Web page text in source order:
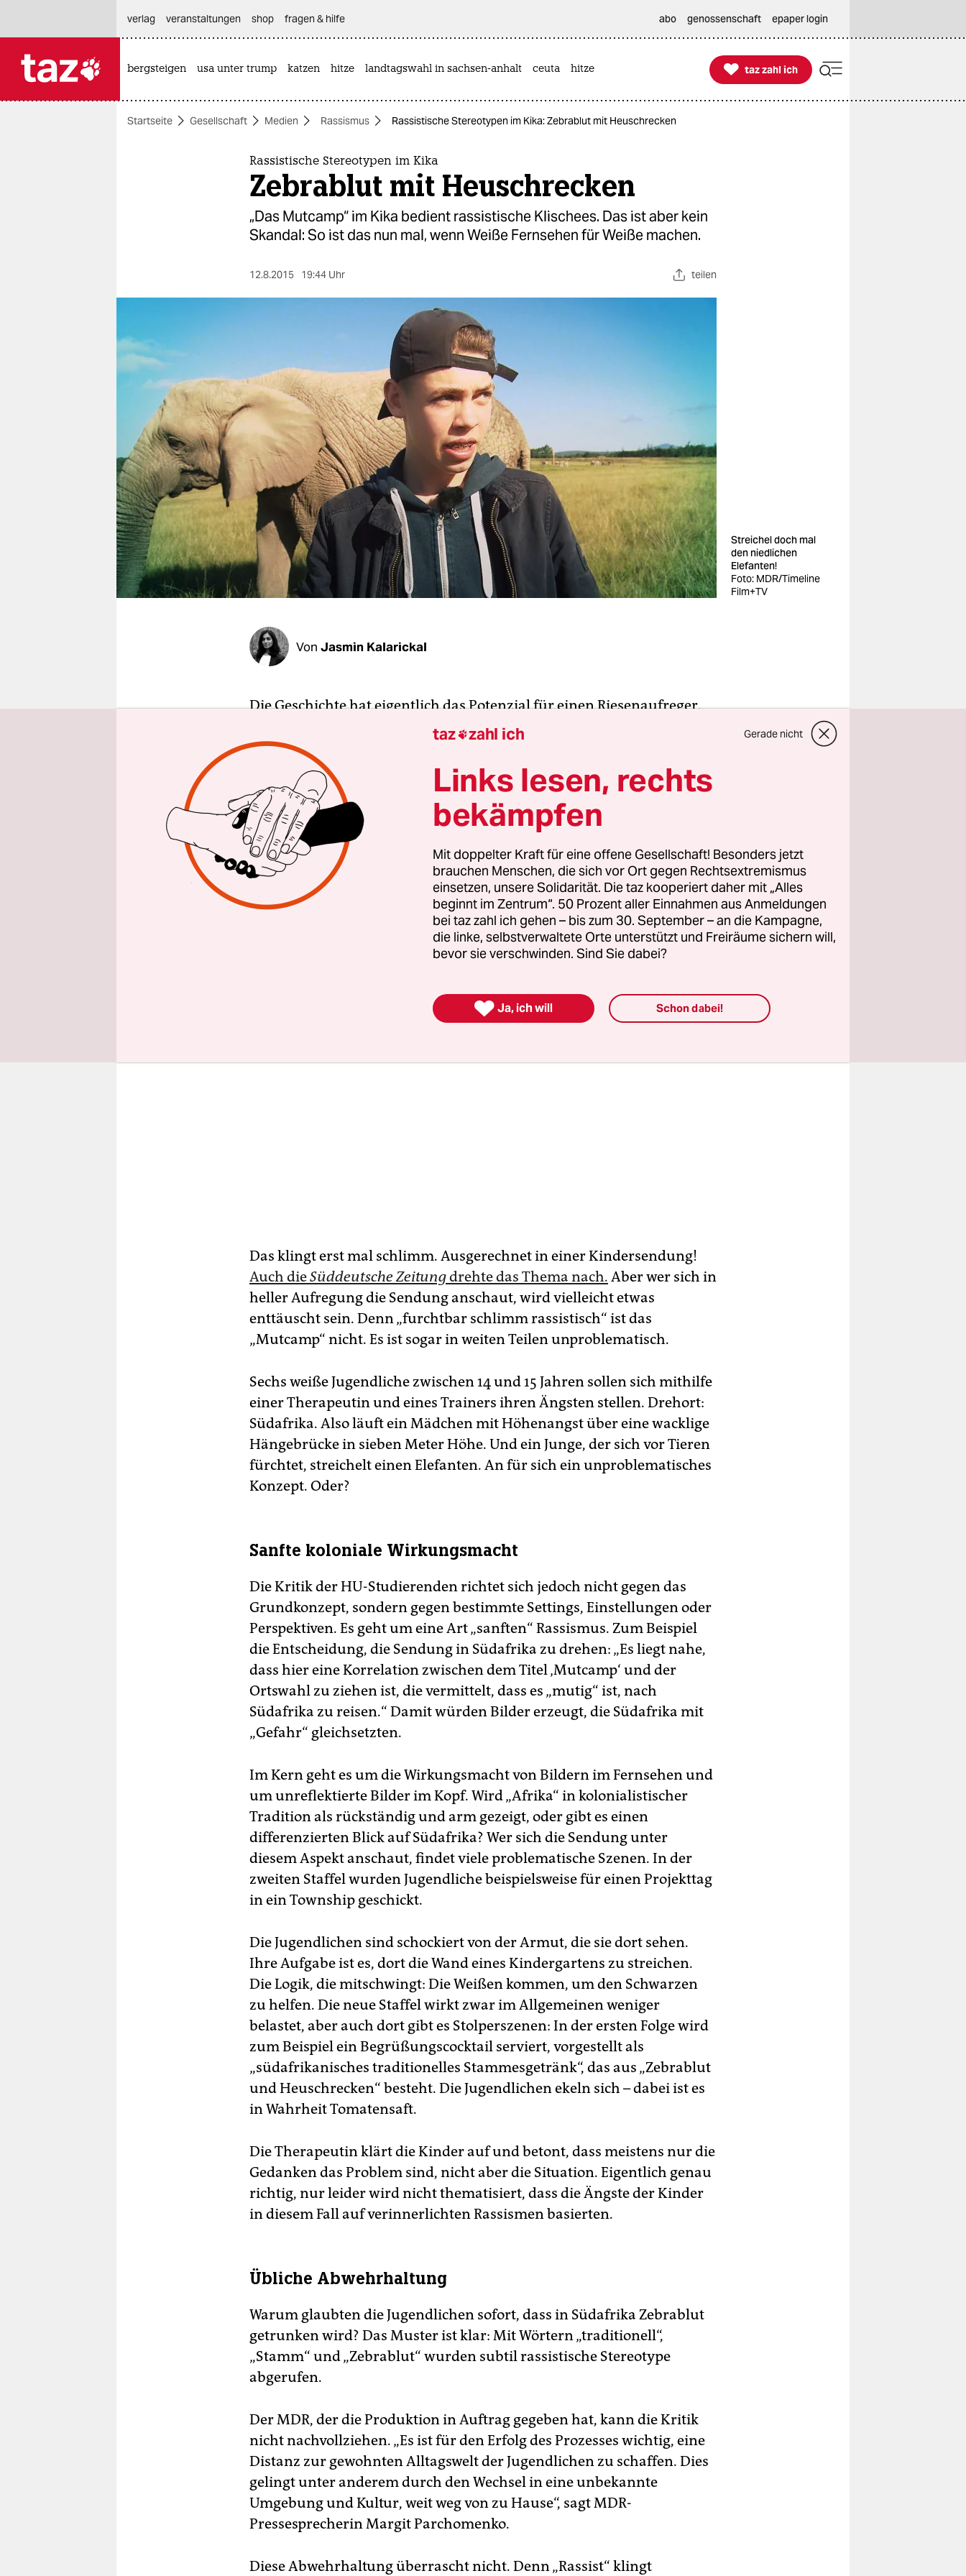
themen
nord
wahrheit
verlag
verlag
veranstaltungen
shop
fragen & hilfe
unterstützen
abo
verlag
veranstaltungen shop fragen & hilfe abo genossenschaft epaper login
bergsteigen usa unter trump katzen hitze landtagswahl in sachsen-anhalt ceuta hitze 
taz zahl ich
taz zahl ich
Startseite Gesellschaft Medien Rassismus Rassistische Stereotypen im Kika: Zebrablut mit Heuschrecken
Rassistische Stereotypen im Kika
Zebrablut mit Heuschrecken
„Das Mutcamp“ im Kika bedient rassistische Klischees. Das ist aber kein
Skandal: So ist das nun mal, wenn Weiße Fernsehen für Weiße machen.
12.8.2015 19:44 Uhr teilen
Streichel doch mal
den niedlichen
Elefanten!
Foto: MDR/Timeline
Film+TV
Von Jasmin Kalarickal
Die Geschichte hat eigentlich das Potenzial für einen Riesenaufreger.
Denn es geht um die Symbiose zweier Themen, die für sich allein
genommen schon immer emotional aufgeladene Diskussionen
garantieren: Rassismus und Kinder. Konkret geht es um die Sendung
„Das Mutcamp 3.0“, die gerade auf Kika, dem Kinderkanal von ARD
und ZDF, läuft.
Kurz bevor die dritte Staffel am 3. August startete, veröffentlichten vier
weiße Studierende der Humboldt Universität Berlin einenArtikel auf
dem Onlineportal für Integration und Migration „Migazin“ mit dem
Titel „Unsere tägliche Dosis Rassismus – im Kinderkanal“. Die Analyse
der zwei vorangegangenen Staffeln des Mutcamps kam zu folgendem
Schluss: Die Sendung wärmt kolonialrassistische Bilder auf.
Das klingt erst mal schlimm. Ausgerechnet in einer Kindersendung!
Auch dieSüddeutsche Zeitungdrehte das Thema nach. Aber wer sich in
heller Aufregung die Sendung anschaut, wird vielleicht etwas
enttäuscht sein. Denn „furchtbar schlimm rassistisch“ ist das
„Mutcamp“ nicht. Es ist sogar in weiten Teilen unproblematisch.
Sechs weiße Jugendliche zwischen 14 und 15 Jahren sollen sich mithilfe
einer Therapeutin und eines Trainers ihren Ängsten stellen. Drehort:
Südafrika. Also läuft ein Mädchen mit Höhenangst über eine wacklige
Hängebrücke in sieben Meter Höhe. Und ein Junge, der sich vor Tieren
fürchtet, streichelt einen Elefanten. An für sich ein unproblematisches
Konzept. Oder?
Sanfte koloniale Wirkungsmacht
Die Kritik der HU-Studierenden richtet sich jedoch nicht gegen das
Grundkonzept, sondern gegen bestimmte Settings, Einstellungen oder
Perspektiven. Es geht um eine Art „sanften“ Rassismus. Zum Beispiel
die Entscheidung, die Sendung in Südafrika zu drehen: „Es liegt nahe,
dass hier eine Korrelation zwischen dem Titel ‚Mutcamp‘ und der
Ortswahl zu ziehen ist, die vermittelt, dass es „mutig“ ist, nach
Südafrika zu reisen.“ Damit würden Bilder erzeugt, die Südafrika mit
„Gefahr“ gleichsetzten.
Im Kern geht es um die Wirkungsmacht von Bildern im Fernsehen und
um unreflektierte Bilder im Kopf. Wird „Afrika“ in kolonialistischer
Tradition als rückständig und arm gezeigt, oder gibt es einen
differenzierten Blick auf Südafrika? Wer sich die Sendung unter
diesem Aspekt anschaut, findet viele problematische Szenen. In der
zweiten Staffel wurden Jugendliche beispielsweise für einen Projekttag
in ein Township geschickt.
Die Jugendlichen sind schockiert von der Armut, die sie dort sehen.
Ihre Aufgabe ist es, dort die Wand eines Kindergartens zu streichen.
Die Logik, die mitschwingt: Die Weißen kommen, um den Schwarzen
zu helfen. Die neue Staffel wirkt zwar im Allgemeinen weniger
belastet, aber auch dort gibt es Stolperszenen: In der ersten Folge wird
zum Beispiel ein Begrüßungscocktail serviert, vorgestellt als
„südafrikanisches traditionelles Stammesgetränk“, das aus „Zebrablut
und Heuschrecken“ besteht. Die Jugendlichen ekeln sich – dabei ist es
in Wahrheit Tomatensaft.
Die Therapeutin klärt die Kinder auf und betont, dass meistens nur die
Gedanken das Problem sind, nicht aber die Situation. Eigentlich genau
richtig, nur leider wird nicht thematisiert, dass die Ängste der Kinder
in diesem Fall auf verinnerlichten Rassismen basierten.
Übliche Abwehrhaltung
Warum glaubten die Jugendlichen sofort, dass in Südafrika Zebrablut
getrunken wird? Das Muster ist klar: Mit Wörtern „traditionell“,
„Stamm“ und „Zebrablut“ wurden subtil rassistische Stereotype
abgerufen.
Der MDR, der die Produktion in Auftrag gegeben hat, kann die Kritik
nicht nachvollziehen. „Es ist für den Erfolg des Prozesses wichtig, eine
Distanz zur gewohnten Alltagswelt der Jugendlichen zu schaffen. Dies
gelingt unter anderem durch den Wechsel in eine unbekannte
Umgebung und Kultur, weit weg von zu Hause“, sagt MDR-
Pressesprecherin Margit Parchomenko.
Diese Abwehrhaltung überrascht nicht. Denn „Rassist“ klingt
taz zahl ich Gerade nicht
Links lesen, rechts
bekämpfen
Mit doppelter Kraft für eine offene Gesellschaft! Besonders jetzt
brauchen Menschen, die sich vor Ort gegen Rechtsextremismus
einsetzen, unsere Solidarität. Die taz kooperiert daher mit „Alles
beginnt im Zentrum“. 50 Prozent aller Einnahmen aus Anmeldungen
bei taz zahl ich gehen – bis zum 30. September – an die Kampagne,
die linke, selbstverwaltete Orte unterstützt und Freiräume sichern will,
bevor sie verschwinden. Sind Sie dabei?
 Ja, ich will Schon dabei!